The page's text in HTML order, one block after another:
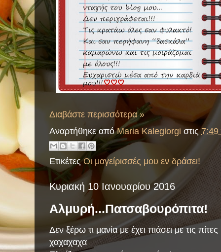
Διαβάστε περισσότερα »
Αναρτήθηκε απόMaria Kalegiorgi στις
ΕτικέτεςΟι μαγείρισσές μου εν δράσει!
Κυριακή 10 Ιανουαρίου 2016
Αλμυρή...Πατσαβουρόπιτα!
Δεν ξέρω τι μανία με έχει πιάσει με τις
χαχαχαχα